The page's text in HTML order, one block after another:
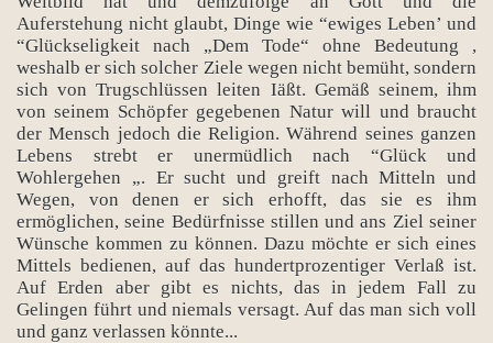
Auferstehung nicht glaubt, Dinge wie “ewiges Leben’ und
“Glückseligkeit nach „Dem Tode“ ohne Bedeutung ,
weshalb er sich solcher Ziele wegen nicht bemüht, sondern
sich von Trugschlüssen leiten Iäßt. Gemäß seinem, ihm
von seinem Schöpfer gegebenen Natur will und braucht
der Mensch jedoch die Religion. Während seines ganzen
Lebens strebt er unermüdlich nach “Glück und
Wohlergehen „. Er sucht und greift nach Mitteln und
Wegen, von denen er sich erhofft, das sie es ihm
ermöglichen, seine Bedürfnisse stillen und ans Ziel seiner
Wünsche kommen zu können. Dazu möchte er sich eines
Mittels bedienen, auf das hundertprozentiger Verlaß ist.
Auf Erden aber gibt es nichts, das in jedem Fall zu
Gelingen führt und niemals versagt. Auf das man sich voll
und ganz verlassen könnte...